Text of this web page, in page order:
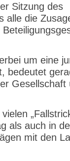
Sitzung des
alle die
um eine
bedeutet
Gesellschaft
als auch in
mit den